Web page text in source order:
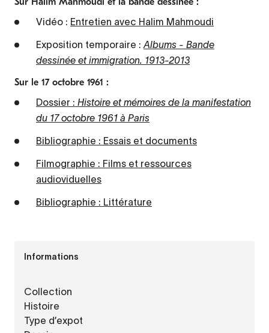
Vidéo : Entretien avec Halim Mahmoudi
Exposition temporaire : Albums - Bande
dessinée et immigration. 1913-2013
Sur le 17 octobre 1961 :
Dossier : Histoire et mémoires de la manifestation
du 17 octobre 1961 à Paris
Bibliographie : Essais et documents
Filmographie : Films et ressources
audioviduelles
Bibliographie : Littérature
Informations
Collection
Histoire
Type d’expot